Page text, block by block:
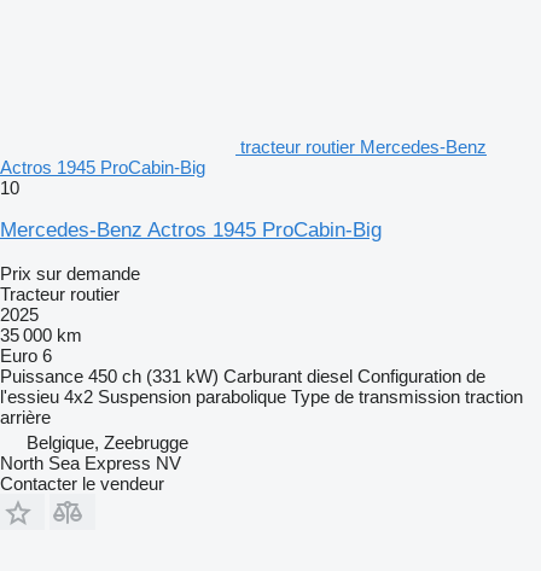
tracteur routier Mercedes-Benz
Actros 1945 ProCabin-Big
10
Mercedes-Benz Actros 1945 ProCabin-Big
Prix sur demande
Tracteur routier
2025
35 000 km
Euro 6
Puissance 450 ch (331 kW) Carburant diesel Configuration de
l'essieu 4x2 Suspension parabolique Type de transmission traction
arrière
Belgique, Zeebrugge
North Sea Express NV
Contacter le vendeur